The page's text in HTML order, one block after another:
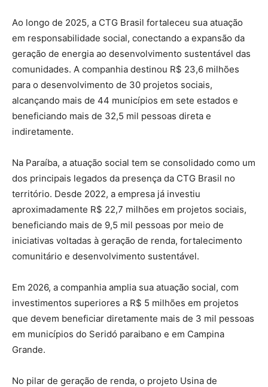
Ao longo de 2025, a CTG Brasil fortaleceu sua atuação
em responsabilidade social, conectando a expansão da
geração de energia ao desenvolvimento sustentável das
comunidades. A companhia destinou R$ 23,6 milhões
para o desenvolvimento de 30 projetos sociais,
alcançando mais de 44 municípios em sete estados e
beneficiando mais de 32,5 mil pessoas direta e
indiretamente.
Na Paraíba, a atuação social tem se consolidado como um
dos principais legados da presença da CTG Brasil no
território. Desde 2022, a empresa já investiu
aproximadamente R$ 22,7 milhões em projetos sociais,
beneficiando mais de 9,5 mil pessoas por meio de
iniciativas voltadas à geração de renda, fortalecimento
comunitário e desenvolvimento sustentável.
Em 2026, a companhia amplia sua atuação social, com
investimentos superiores a R$ 5 milhões em projetos
que devem beneficiar diretamente mais de 3 mil pessoas
em municípios do Seridó paraibano e em Campina
Grande.
No pilar de geração de renda, o projeto Usina de